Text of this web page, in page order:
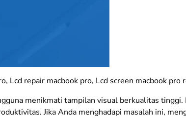
Lcd repair macbook pro, Lcd screen macbook pro
menikmati tampilan visual berkualitas tinggi.
Jika Anda menghadapi masalah ini,